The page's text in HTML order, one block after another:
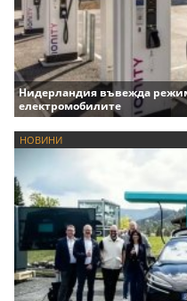
Нидерландия въвежда
електромобилите
НОВИНИ